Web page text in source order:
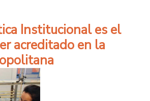
Institucional es el
acreditado en la